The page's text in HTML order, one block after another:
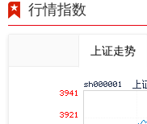
行情指数
上证走势